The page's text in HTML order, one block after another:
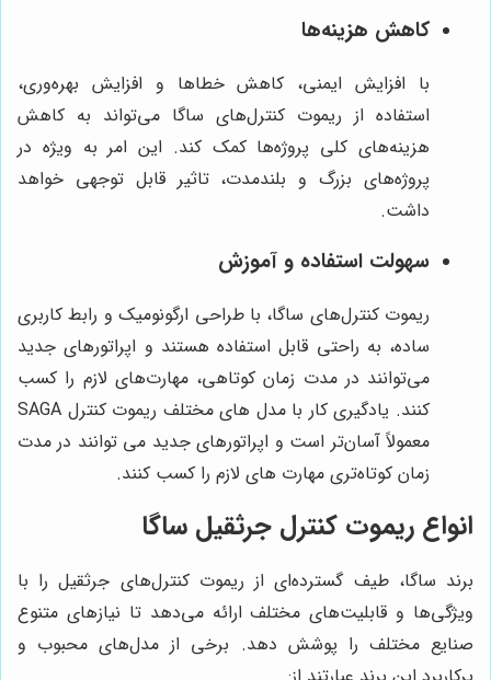
کاهش هزینه‌ها
با افزایش ایمنی، کاهش خطاها و افزایش بهره‌وری،
استفاده از ریموت کنترل‌های ساگا می‌تواند به کاهش
هزینه‌های کلی پروژه‌ها کمک کند. این امر به ویژه در
پروژه‌های بزرگ و بلندمدت، تاثیر قابل توجهی خواهد
داشت.
سهولت استفاده و آموزش
ریموت کنترل‌های ساگا، با طراحی ارگونومیک و رابط کاربری
ساده، به راحتی قابل استفاده هستند و اپراتورهای جدید
می‌توانند در مدت زمان کوتاهی، مهارت‌های لازم را کسب
کنند. یادگیری کار با مدل های مختلف ریموت کنترل SAGA
معمولاً آسان‌تر است و اپراتورهای جدید می توانند در مدت
زمان کوتاه‌تری مهارت های لازم را کسب کنند.
انواع ریموت کنترل جرثقیل ساگا
برند ساگا، طیف گسترده‌ای از ریموت کنترل‌های جرثقیل را با
ویژگی‌ها و قابلیت‌های مختلف ارائه می‌دهد تا نیازهای متنوع
صنایع مختلف را پوشش دهد. برخی از مدل‌های محبوب و